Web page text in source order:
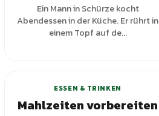
Ein Mann in Schürze kocht
Abendessen in der Küche. Er rührt in
einem Topf auf de...
ESSEN & TRINKEN
Mahlzeiten vorbereiten